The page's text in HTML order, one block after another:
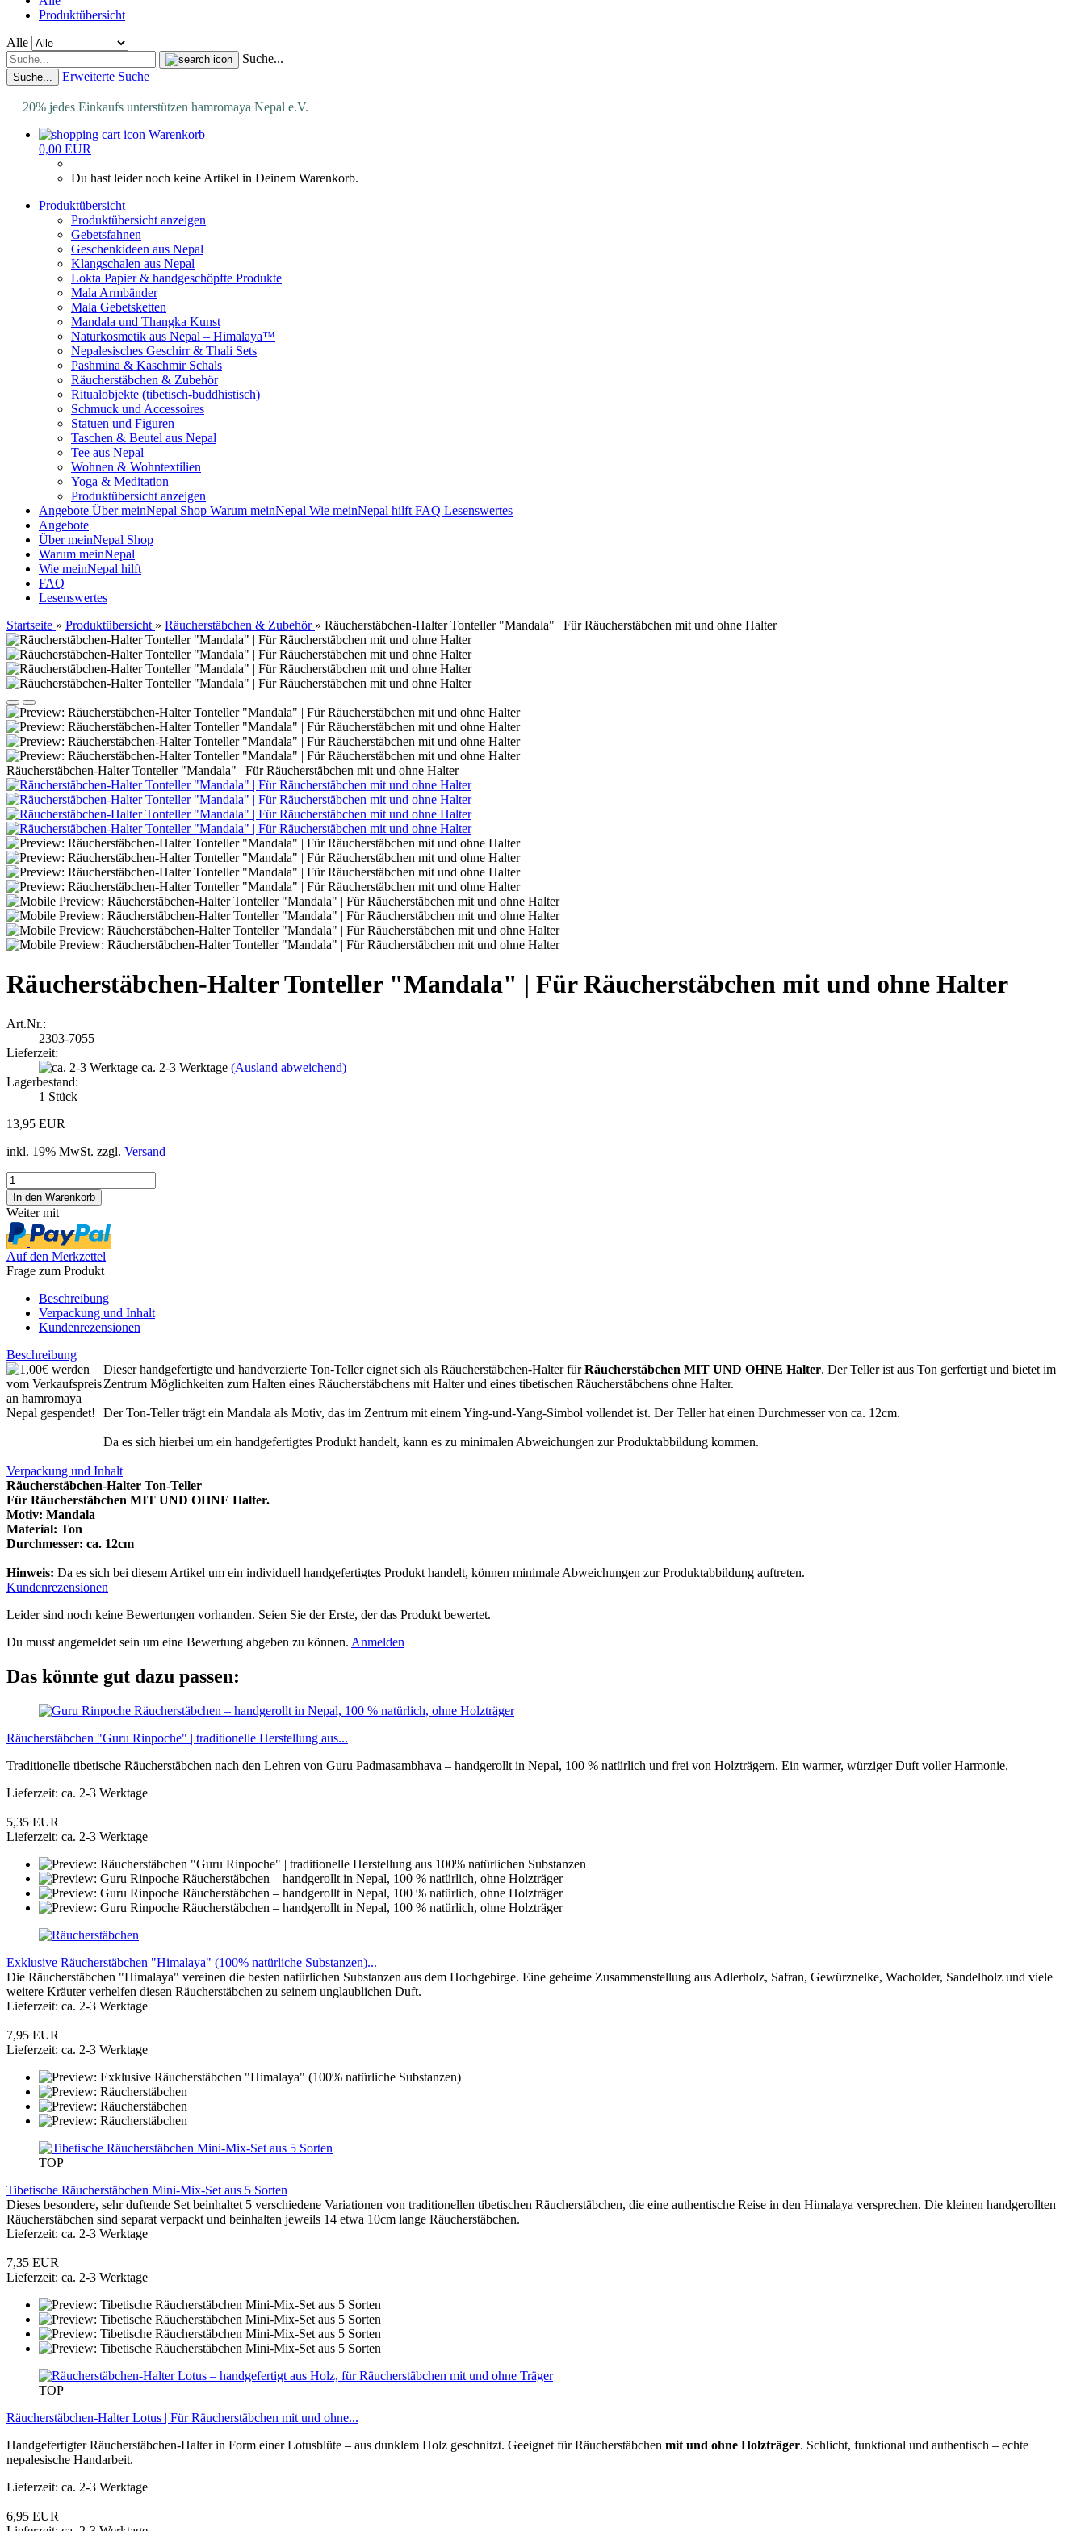
Produktübersicht
Alle
Suche...
Suche... Erweiterte Suche
20% jedes Einkaufs unterstützen hamromaya Nepal e.V.
Warenkorb
0,00 EUR
Du hast leider noch keine Artikel in Deinem Warenkorb.
Produktübersicht
Produktübersicht anzeigen
Gebetsfahnen
Geschenkideen aus Nepal
Klangschalen aus Nepal
Lokta Papier & handgeschöpfte Produkte
Mala Armbänder
Mala Gebetsketten
Mandala und Thangka Kunst
Naturkosmetik aus Nepal – Himalaya™
Nepalesisches Geschirr & Thali Sets
Pashmina & Kaschmir Schals
Räucherstäbchen & Zubehör
Ritualobjekte (tibetisch-buddhistisch)
Schmuck und Accessoires
Statuen und Figuren
Taschen & Beutel aus Nepal
Tee aus Nepal
Wohnen & Wohntextilien
Yoga & Meditation
Produktübersicht anzeigen
Angebote Über meinNepal Shop Warum meinNepal Wie meinNepal hilft FAQ Lesenswertes
Angebote
Über meinNepal Shop
Warum meinNepal
Wie meinNepal hilft
FAQ
Lesenswertes
Startseite » Produktübersicht » Räucherstäbchen & Zubehör » Räucherstäbchen-Halter Tonteller "Mandala" | Für Räucherstäbchen mit und ohne Halter
Räucherstäbchen-Halter Tonteller "Mandala" | Für Räucherstäbchen mit und ohne Halter
Räucherstäbchen-Halter Tonteller "Mandala" | Für Räucherstäbchen mit und ohne Halter
Art.Nr.:
2303-7055
Lieferzeit:
ca. 2-3 Werktage (Ausland abweichend)
Lagerbestand:
1 Stück
13,95 EUR
inkl. 19% MwSt. zzgl. Versand
Weiter mit
Auf den Merkzettel
Frage zum Produkt
Beschreibung
Verpackung und Inhalt
Kundenrezensionen
Beschreibung
Dieser handgefertigte und handverzierte Ton-Teller eignet sich als Räucherstäbchen-Halter fürRäucherstäbchen MIT UND OHNE Halter. Der Teller ist aus Ton gerfertigt und bietet im
Zentrum Möglichkeiten zum Halten eines Räucherstäbchens mit Halter und eines tibetischen Räucherstäbchens ohne Halter.
Der Ton-Teller trägt ein Mandala als Motiv, das im Zentrum mit einem Ying-und-Yang-Simbol vollendet ist. Der Teller hat einen Durchmesser von ca. 12cm.
Da es sich hierbei um ein handgefertigtes Produkt handelt, kann es zu minimalen Abweichungen zur Produktabbildung kommen.
Verpackung und Inhalt
Räucherstäbchen-Halter Ton-Teller
Für Räucherstäbchen MIT UND OHNE Halter.
Motiv: Mandala
Material: Ton
Durchmesser: ca. 12cm
Hinweis: Da es sich bei diesem Artikel um ein individuell handgefertigtes Produkt handelt, können minimale Abweichungen zur Produktabbildung auftreten.
Kundenrezensionen
Leider sind noch keine Bewertungen vorhanden. Seien Sie der Erste, der das Produkt bewertet.
Du musst angemeldet sein um eine Bewertung abgeben zu können. Anmelden
Das könnte gut dazu passen:
Räucherstäbchen "Guru Rinpoche" | traditionelle Herstellung aus...
Traditionelle tibetische Räucherstäbchen nach den Lehren von Guru Padmasambhava – handgerollt in Nepal, 100 % natürlich und frei von Holzträgern. Ein warmer, würziger Duft voller Harmonie.
Lieferzeit: ca. 2-3 Werktage
5,35 EUR
Lieferzeit: ca. 2-3 Werktage
Exklusive Räucherstäbchen "Himalaya" (100% natürliche Substanzen)...
Die Räucherstäbchen "Himalaya" vereinen die besten natürlichen Substanzen aus dem Hochgebirge. Eine geheime Zusammenstellung aus Adlerholz, Safran, Gewürznelke, Wacholder, Sandelholz und viele
weitere Kräuter verhelfen diesen Räucherstäbchen zu seinem unglaublichen Duft.
Lieferzeit: ca. 2-3 Werktage
7,95 EUR
Lieferzeit: ca. 2-3 Werktage
TOP
Tibetische Räucherstäbchen Mini-Mix-Set aus 5 Sorten
Dieses besondere, sehr duftende Set beinhaltet 5 verschiedene Variationen von traditionellen tibetischen Räucherstäbchen, die eine authentische Reise in den Himalaya versprechen. Die kleinen handgerollten
Räucherstäbchen sind separat verpackt und beinhalten jeweils 14 etwa 10cm lange Räucherstäbchen.
Lieferzeit: ca. 2-3 Werktage
7,35 EUR
Lieferzeit: ca. 2-3 Werktage
TOP
Räucherstäbchen-Halter Lotus | Für Räucherstäbchen mit und ohne...
Handgefertigter Räucherstäbchen-Halter in Form einer Lotusblüte – aus dunklem Holz geschnitzt. Geeignet für Räucherstäbchen mit und ohne Holzträger. Schlicht, funktional und authentisch – echte
nepalesische Handarbeit.
Lieferzeit: ca. 2-3 Werktage
6,95 EUR